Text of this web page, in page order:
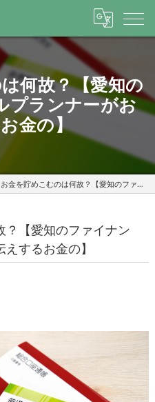
何故？【愛知の
プランナーがお
金の】
お金を貯めこむのは何故？【愛知のファイナンシャルプランナーがお伝えするお金の】
？【愛知のファイナン
するお金の】